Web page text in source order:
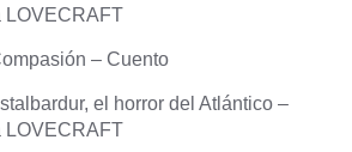
LOVECRAFT
– Cuento
el horror del Atlántico –
LOVECRAFT